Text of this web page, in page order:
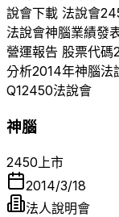
說會下載 法說會
法說會神腦業績發
營運報告 股票代碼
分析2014年神腦法
Q12450法說會
神腦
2450 上市
2014/3/18
法人說明會